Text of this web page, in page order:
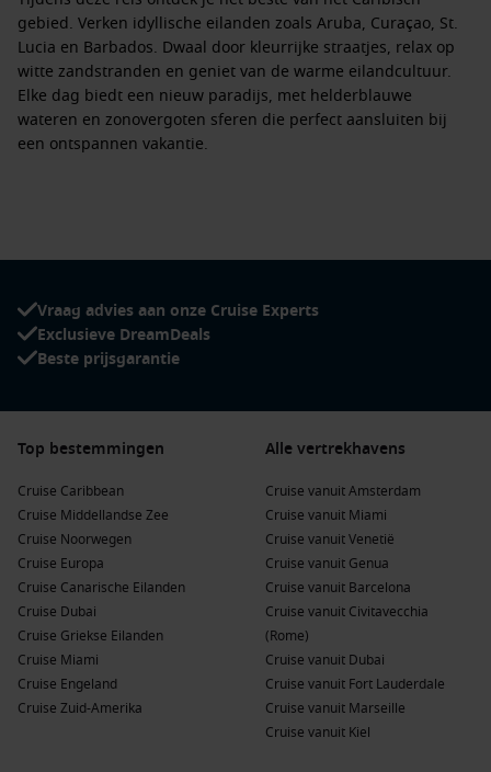
gebied. Verken idyllische eilanden zoals Aruba, Curaçao, St.
Lucia en Barbados. Dwaal door kleurrijke straatjes, relax op
witte zandstranden en geniet van de warme eilandcultuur.
Elke dag biedt een nieuw paradijs, met helderblauwe
wateren en zonovergoten sferen die perfect aansluiten bij
een ontspannen vakantie.
van Holland America Line bieden het comfort en de klasse
persoonlijke service.
Wil je nog meer luxe? Upgrade dan naar het Have It All-
drankjes, specialiteitenrestaurants en WiFi.
Boek je Fly & Cruise tussen 1 mei en 31 augustus 2026 voor
vertrekdata in 2026/2027 en ervaar de Caribbean met een
unieke mix van gemak, comfort en tropische charme!
Tip voor het boeken van Fly & Cruise
Kies op jouw gewenste cruise & klik onderaan de pagina
bij boeking opties op
Selecteer het aantal personen dat reist – waarna je op de
pagina komt waar je het Fly & Cruise tarief kunt selecteren.
Deze prijzen zijn inclusief retourvlucht naar Miami of Ft.
Vraag advies aan onze Cruise Experts
Exclusieve DreamDeals
Beste prijsgarantie
Top bestemmingen
Cruise Caribbean
Cruise Middellandse Zee
Cruise Noorwegen
Cruise Europa
Cruise Canarische Eilanden
Cruise Dubai
Cruise Griekse Eilanden
Cruise Miami
Cruise Engeland
Cruise Zuid-Amerika
Alle vertrekhavens
Cruise vanuit Amsterdam
Cruise vanuit Miami
Cruise vanuit Venetië
Cruise vanuit Genua
Cruise vanuit Barcelona
Cruise vanuit Civitavecchia
(Rome)
Cruise vanuit Dubai
Cruise vanuit Fort Lauderdale
Cruise vanuit Marseille
Cruise vanuit Kiel